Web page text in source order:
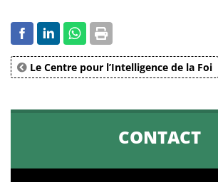
Le Centre pour l’Intelligence de la Foi
CONTACT